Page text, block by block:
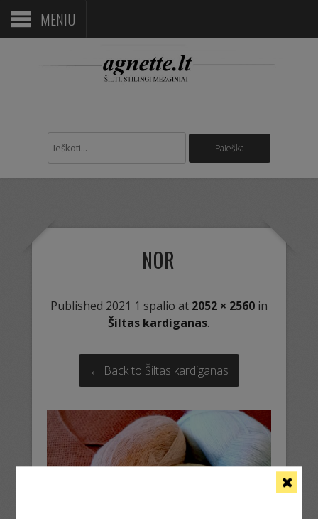
MENIU
NOR
Published 2021 1 spalio at 2052 × 2560in
Šiltas kardiganas.
← Back to Šiltas kardiganas